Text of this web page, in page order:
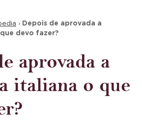
› Depois de aprovada a
devo fazer?
aprovada a
italiana o que